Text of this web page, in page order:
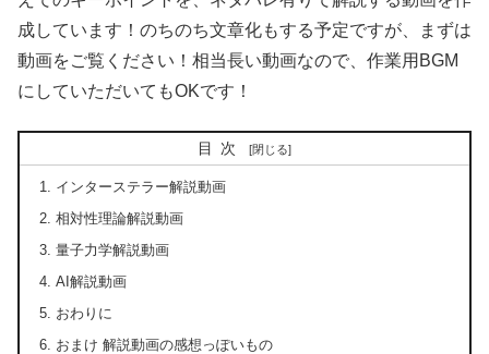
成しています！のちのち文章化もする予定ですが、まずは
動画をご覧ください！相当長い動画なので、作業用BGM
にしていただいてもOKです！
目次
インターステラー解説動画
相対性理論解説動画
量子力学解説動画
AI解説動画
おわりに
おまけ 解説動画の感想っぽいもの